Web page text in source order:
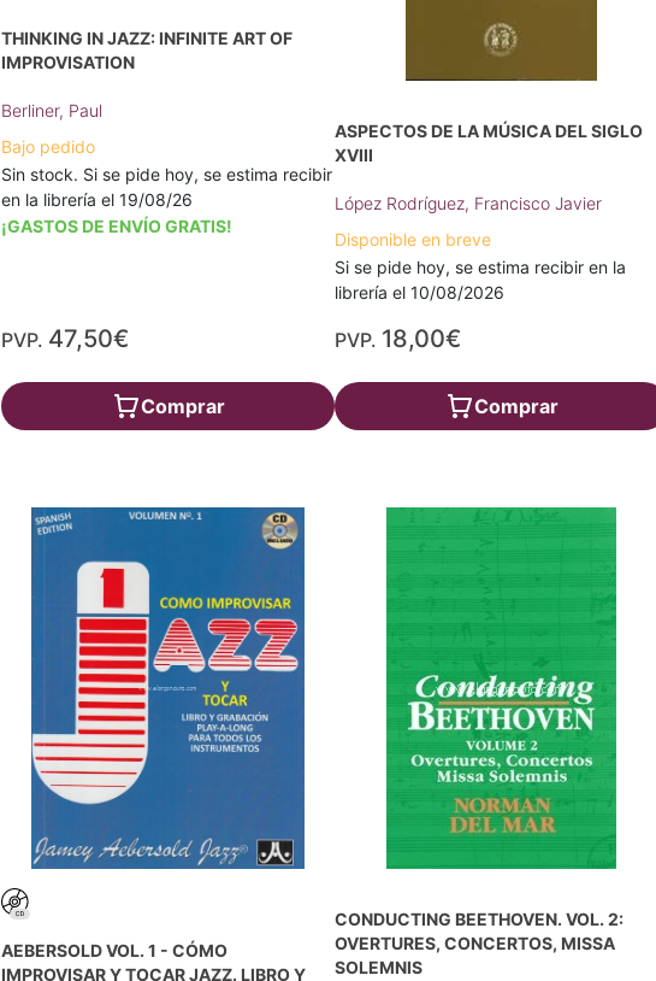
THINKING IN JAZZ: INFINITE ART OF
IMPROVISATION
Berliner, Paul
Bajo pedido
Sin stock. Si se pide hoy, se estima recibir
en la librería el 19/08/26
¡GASTOS DE ENVÍO GRATIS!
PVP. 47,50€
Comprar
ASPECTOS DE LA MÚSICA DEL SIGLO
XVIII
López Rodríguez, Francisco Javier
Disponible en breve
Si se pide hoy, se estima recibir en la
librería el 10/08/2026
PVP. 18,00€
Comprar
AEBERSOLD VOL. 1 - CÓMO
IMPROVISAR Y TOCAR JAZZ. LIBRO Y
CONDUCTING BEETHOVEN. VOL. 2:
OVERTURES, CONCERTOS, MISSA
SOLEMNIS